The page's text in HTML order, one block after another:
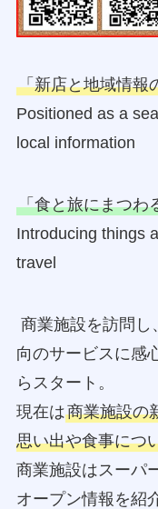
「新店と地域情報
Positioned as a
local information
「食と旅にまつわ
Introducing things
travel
商業施設を訪問し
向のサービスに感
らスタート。
現在は商業施設の
思い出や食事につ
商業施設はスーパ
オープン情報を紹